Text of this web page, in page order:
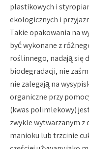
plastikowych i
ekologicznych i
Takie opakowania na
być wykonane z
roślinnego, nadają się
biodegradacji, nie
nie zalegają na
organiczne przy
(kwas polimlekowy)
zwykle wytwarzanym z
manioku lub trzcinie